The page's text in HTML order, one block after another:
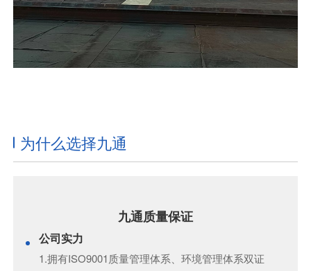
为什么选择九通
九通质量保证
公司实力
1.拥有ISO9001质量管理体系、环境管理体系双证